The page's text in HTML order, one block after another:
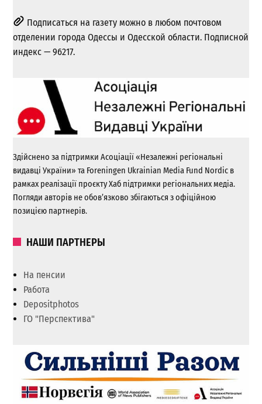
Подписаться на газету можно в любом почтовом
отделении города Одессы и Одесской области. Подписной
индекс — 96217.
Здійснено за підтримки Асоціації «Незалежні регіональні
видавці України» та Foreningen Ukrainian Media Fund Nordic в
рамках реалізації проєкту Хаб підтримки регіональних медіа.
Погляди авторів не обов’язково збігаються з офіційною
позицією партнерів.
НАШИ ПАРТНЕРЫ
На пенсии
Работа
Depositphotos
ГО "Перспектива"